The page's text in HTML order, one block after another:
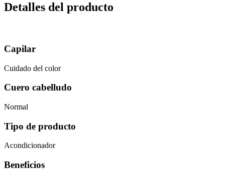
Detalles del producto
Capilar
Cuidado del color
Cuero cabelludo
Normal
Tipo de producto
Acondicionador
Beneficios